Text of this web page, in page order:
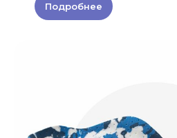
Подробнее